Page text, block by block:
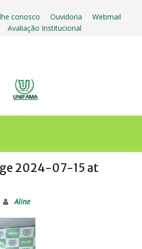
conosco Ouvidoria Webmail
Avaliação Institucional
2024-07-15 at
Aline